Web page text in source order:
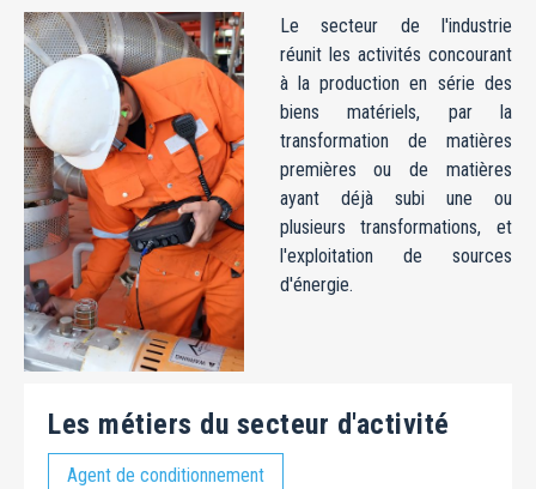
Le secteur de l'industrie
réunit les activités concourant
à la production en série des
biens matériels, par la
transformation de matières
premières ou de matières
ayant déjà subi une ou
plusieurs transformations, et
l'exploitation de sources
d'énergie.
Les métiers du secteur d'activité
Agent de conditionnement